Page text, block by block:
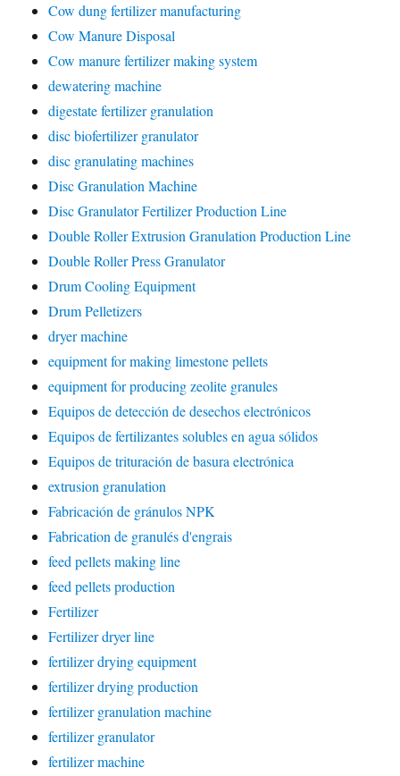
Cow dung fertilizer manufacturing
Cow Manure Disposal
Cow manure fertilizer making system
dewatering machine
digestate fertilizer granulation
disc biofertilizer granulator
disc granulating machines
Disc Granulation Machine
Disc Granulator Fertilizer Production Line
Double Roller Extrusion Granulation Production Line
Double Roller Press Granulator
Drum Cooling Equipment
Drum Pelletizers
dryer machine
equipment for making limestone pellets
equipment for producing zeolite granules
Equipos de detección de desechos electrónicos
Equipos de fertilizantes solubles en agua sólidos
Equipos de trituración de basura electrónica
extrusion granulation
Fabricación de gránulos NPK
Fabrication de granulés d'engrais
feed pellets making line
feed pellets production
Fertilizer
Fertilizer dryer line
fertilizer drying equipment
fertilizer drying production
fertilizer granulation machine
fertilizer granulator
fertilizer machine